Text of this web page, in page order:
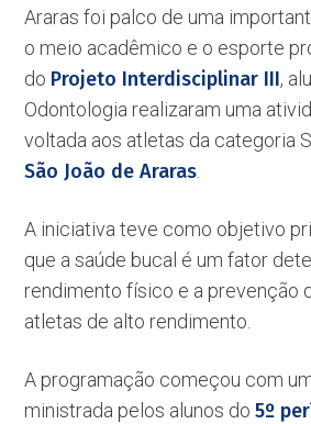
Araras foi palco de uma
o meio acadêmico e o esporte
do Projeto Interdisciplinar III,
Odontologia realizaram uma
voltada aos atletas da categoria
São João de Araras
A iniciativa teve como objetivo
que a saúde bucal é um fator
rendimento físico e a prevenção
atletas de alto rendimento.
A programação começou com
ministrada pelos alunos do5º